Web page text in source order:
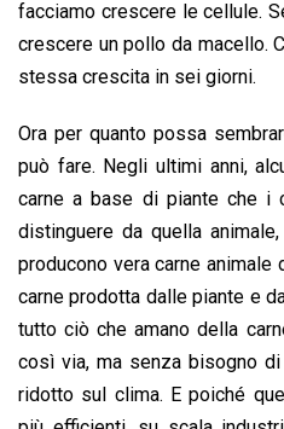
facciamo crescere le cellule.
crescere un pollo da macello.
stessa crescita in sei giorni.
Ora per quanto possa
può fare. Negli ultimi anni,
carne a base di piante che i
distinguere da quella
producono vera carne
carne prodotta dalle piante e
tutto ciò che amano della
così via, ma senza bisogno
ridotto sul clima. E poiché